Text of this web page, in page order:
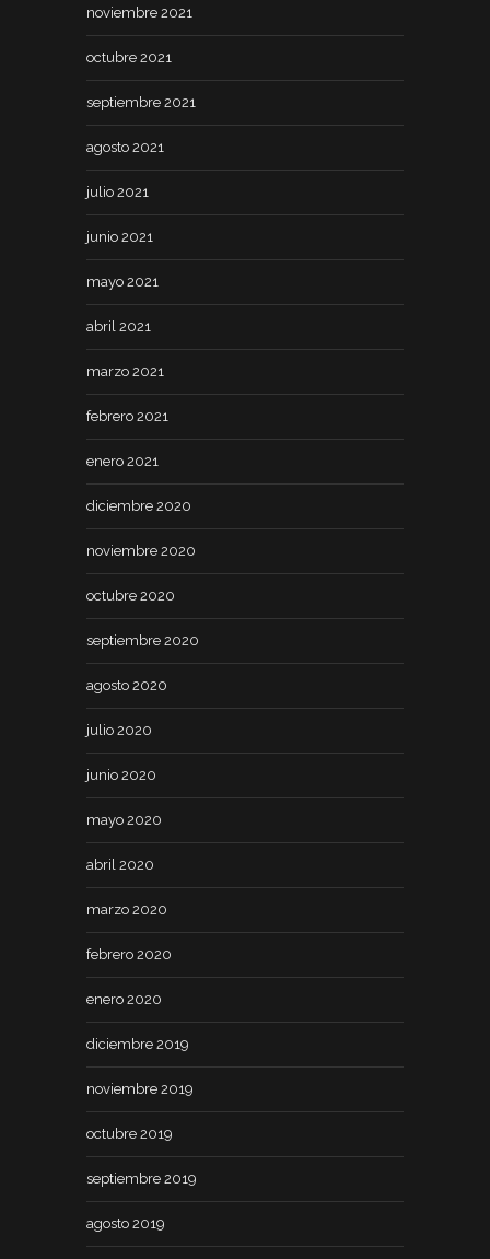
noviembre 2021
octubre 2021
septiembre 2021
agosto 2021
julio 2021
junio 2021
mayo 2021
abril 2021
marzo 2021
febrero 2021
enero 2021
diciembre 2020
noviembre 2020
octubre 2020
septiembre 2020
agosto 2020
julio 2020
junio 2020
mayo 2020
abril 2020
marzo 2020
febrero 2020
enero 2020
diciembre 2019
noviembre 2019
octubre 2019
septiembre 2019
agosto 2019